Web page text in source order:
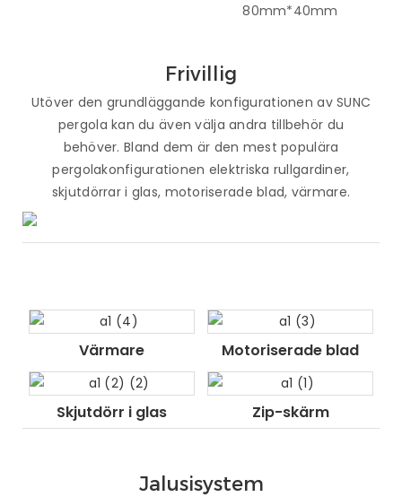
80mm*40mm
Frivillig
Utöver den grundläggande konfigurationen av SUNC
pergola kan du även välja andra tillbehör du
behöver. Bland dem är den mest populära
pergolakonfigurationen elektriska rullgardiner,
skjutdörrar i glas, motoriserade blad, värmare.
Värmare Motoriserade blad
Skjutdörr i glas Zip-skärm
Jalusisystem